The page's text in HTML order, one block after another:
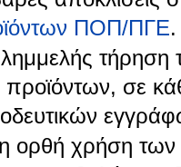
ΠΟΠ/ΠΓΕ.
τήρηση
σε
ορθή χρήση των